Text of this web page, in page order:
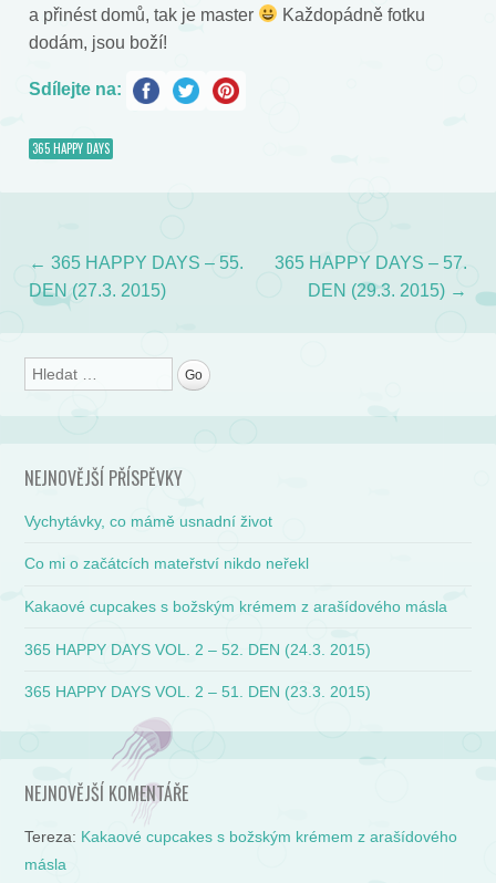
a přinést domů, tak je master
Každopádně fotku
dodám, jsou boží!
Sdílejte na:
365 HAPPY DAYS
Post navigation
← 365 HAPPY DAYS – 55.
DEN (27.3. 2015)
365 HAPPY DAYS – 57.
DEN (29.3. 2015) →
Search
NEJNOVĚJŠÍ PŘÍSPĚVKY
Vychytávky, co mámě usnadní život
Co mi o začátcích mateřství nikdo neřekl
Kakaové cupcakes s božským krémem z arašídového másla
365 HAPPY DAYS VOL. 2 – 52. DEN (24.3. 2015)
365 HAPPY DAYS VOL. 2 – 51. DEN (23.3. 2015)
NEJNOVĚJŠÍ KOMENTÁŘE
Tereza: Kakaové cupcakes s božským krémem z arašídového
másla